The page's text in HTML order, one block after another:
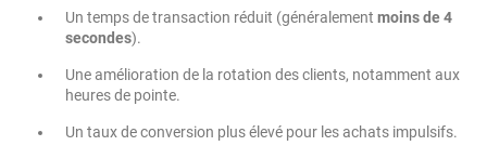
Un temps de transaction réduit (généralement moins de 4
secondes).
Une amélioration de la rotation des clients, notamment aux
heures de pointe.
Un taux de conversion plus élevé pour les achats impulsifs.